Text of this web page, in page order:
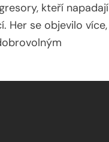
kteří napadají
Her se objevilo více,